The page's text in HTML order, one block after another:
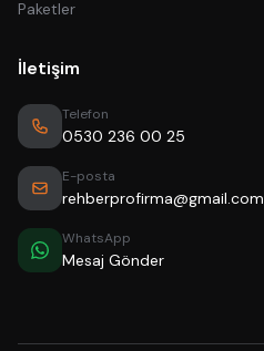
Paketler
İletişim
Telefon
0530 236 00 25
E-posta
rehberprofirma@gmail.com
WhatsApp
Mesaj Gönder